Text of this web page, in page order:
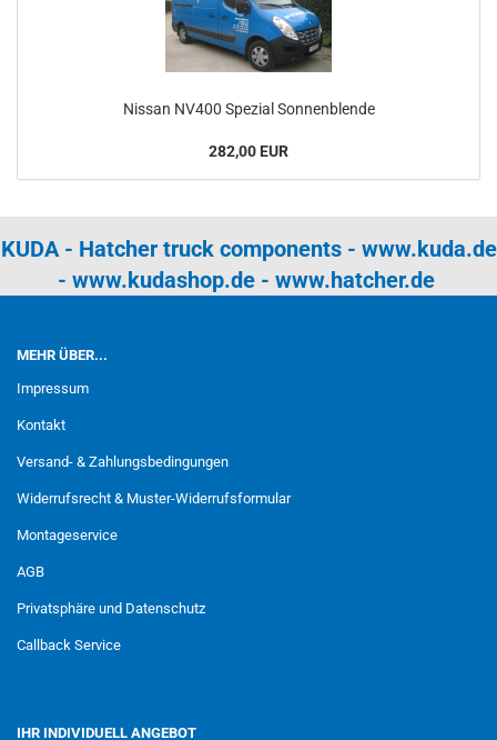
Nissan NV400 Spezial Sonnenblende
282,00 EUR
KUDA - Hatcher truck components - www.kuda.de
- www.kudashop.de- www.hatcher.de
MEHR ÜBER...
Impressum
Kontakt
Versand- & Zahlungsbedingungen
Widerrufsrecht & Muster-Widerrufsformular
Montageservice
AGB
Privatsphäre und Datenschutz
Callback Service
IHR INDIVIDUELL ANGEBOT